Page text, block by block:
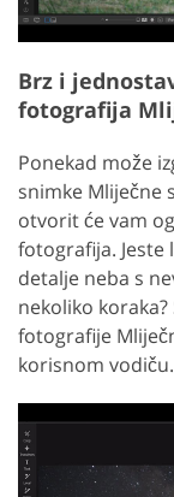
Brz i
fotografija
Ponekad može
snimke Mliječne
otvorit će vam
fotografija. Jeste
detalje neba s
nekoliko
fotografije
korisnom vodiču.